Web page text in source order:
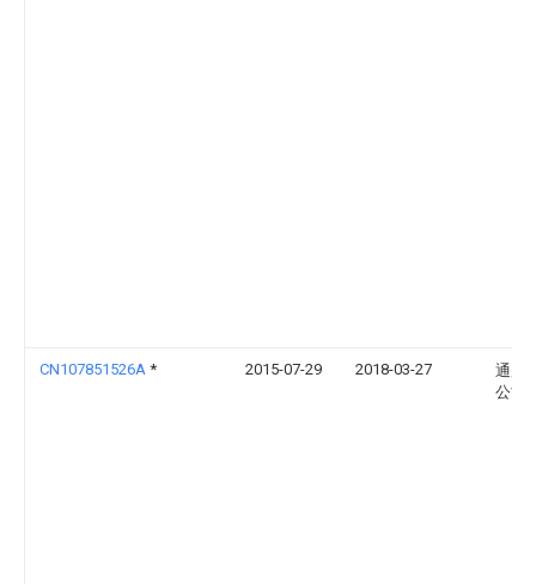
CN107851526A * 2015-07-29 2018-03-27
通用
公司